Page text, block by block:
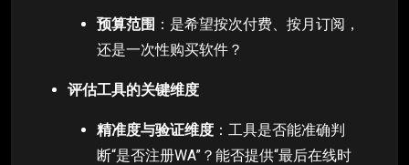
预算范围 ：是希望按次付费、按月订阅，
还是一次性购买软件？
评估工具的关键维度
精准度与验证维度 ：工具是否能准确判
断“是否注册WA”？能否提供“最后在线时